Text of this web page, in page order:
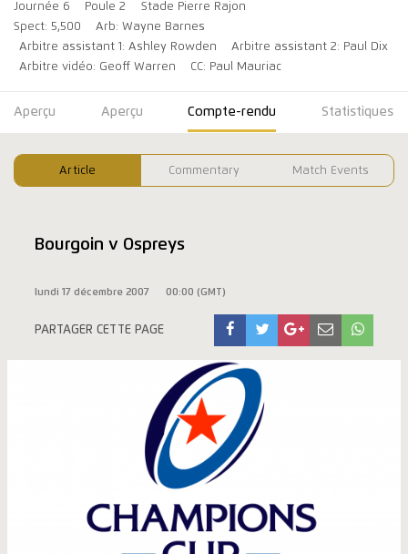
Journée 6
Poule 2
Stade Pierre Rajon
Spect: 5,500
Arb: Wayne Barnes
Arbitre assistant 1: Ashley Rowden
Arbitre assistant 2: Paul Dix
Arbitre vidéo: Geoff Warren
CC: Paul Mauriac
Aperçu Aperçu Compte-rendu Statistiques
Article Commentary Match Events
Bourgoin v Ospreys
lundi 17 décembre 2007 00:00 (GMT)
PARTAGER CETTE PAGE